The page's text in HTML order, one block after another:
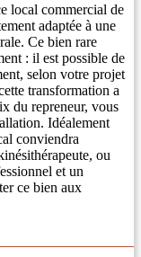
local commercial de
adaptée à une
Ce bien rare
: il est possible de
selon votre projet
transformation a
du repreneur, vous
Idéalement
conviendra
ou
et un
ce bien aux